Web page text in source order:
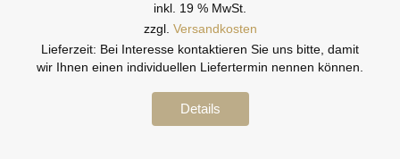
inkl. 19 % MwSt.
zzgl. Versandkosten
Lieferzeit: Bei Interesse kontaktieren Sie uns bitte, damit
wir Ihnen einen individuellen Liefertermin nennen können.
Details